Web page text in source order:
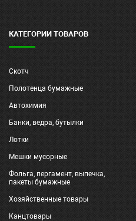
КАТЕГОРИИ ТОВАРОВ
Скотч
Полотенца бумажные
Автохимия
Банки, ведра, бутылки
Лотки
Мешки мусорные
Фольга, пергамент, выпечка,
пакеты бумажные
Хозяйственные товары
Канцтовары